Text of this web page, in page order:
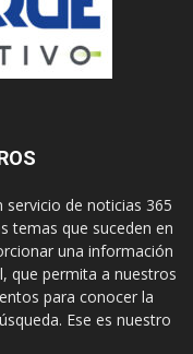
de noticias 365
temas que suceden en
una información
que permita a nuestros
para conocer la
Ese es nuestro